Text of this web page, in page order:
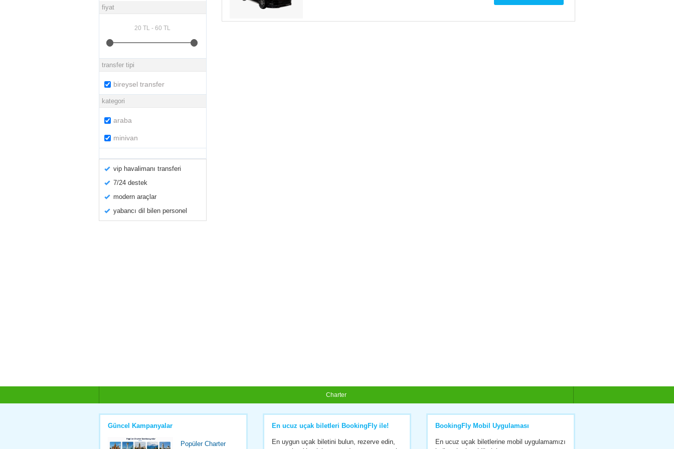
fiyat
transfer tipi
bireysel transfer
kategori
araba
minivan
vip havalimanı transferi
7/24 destek
modern araçlar
yabancı dil bilen personel
Charter
Güncel Kampanyalar
Popüler Charter
En ucuz uçak biletleri BookingFly ile!
En uygun uçak biletini bulun, rezerve edin,
BookingFly Mobil Uygulaması
En ucuz uçak biletlerine mobil uygulamamızı